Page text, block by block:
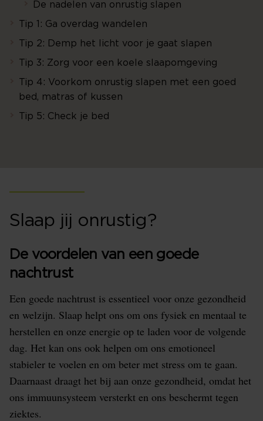
De nadelen van onrustig slapen
Tip 1: Ga overdag wandelen
Tip 2: Demp het licht voor je gaat slapen
Tip 3: Zorg voor een koele slaapomgeving
Tip 4: Voorkom onrustig slapen met een goed
bed, matras of kussen
Tip 5: Check je bed
Slaap jij onrustig?
De voordelen van een goede
nachtrust
Een goede nachtrust is essentieel voor onze gezondheid
en welzijn. Slaap helpt ons om ons fysiek en mentaal te
herstellen en onze energie op te laden voor de volgende
dag. Het kan ons ook helpen om ons emotioneel
stabieler te voelen en om beter met stress om te gaan.
Daarnaast draagt het bij aan onze gezondheid, omdat het
ons immuunsysteem versterkt en ons beschermt tegen
ziektes.